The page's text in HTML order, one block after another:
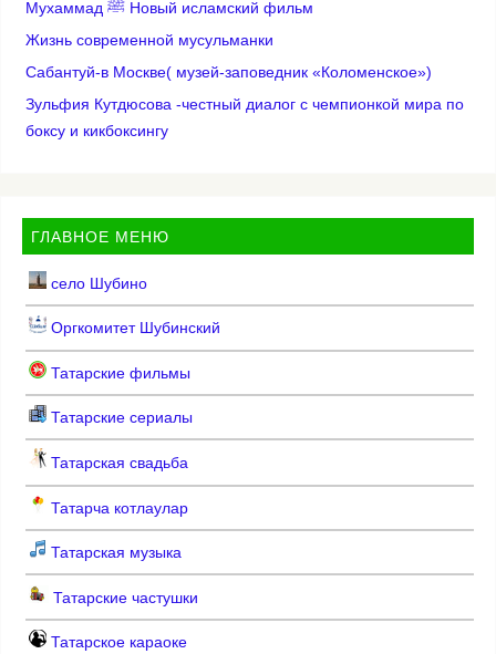
Мухаммад ﷺ Новый исламский фильм
Жизнь современной мусульманки
Сабантуй-в Москве( музей-заповедник «Коломенское»)
Зульфия Кутдюсова -честный диалог с чемпионкой мира по
боксу и кикбоксингу
ГЛАВНОЕ МЕНЮ
село Шубино
Оргкомитет Шубинский
Татарские фильмы
Татарские сериалы
Татарская свадьба
Татарча котлаулар
Татарская музыка
Татарские частушки
Татарское караоке